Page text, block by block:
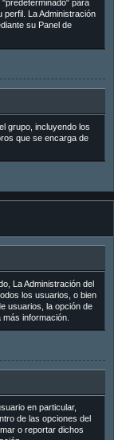
para
La Administración
su Panel de
grupo, incluyendo los
que se encarga de
La Administración del
los usuarios, o bien
usuarios, la opción de
información.
en particular,
de las opciones del
o reportar dichos